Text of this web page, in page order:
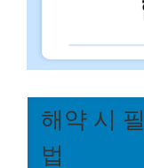
해약 시
법